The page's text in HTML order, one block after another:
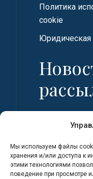
Мы используем файлы
хранения и/или доступа к
этими технологиями
поведение при просмотре
Политика
cookie
Фамилия